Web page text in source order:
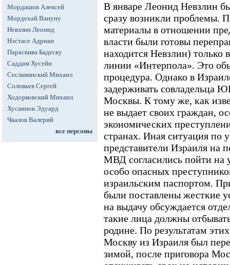
Мордашов Алексей
Мордехай Вануну
Невзлин Леонид
Нэстасе Адриан
Параскива Бадеску
Саддам Хусейн
Сеславинский Михаил
Соловьев Сергей
Ходорковский Михаил
Хусаинов Эдуард
Чкалов Валерий
все персоны
В январе Леонид Невзлин
сразу возникли проблемы.
материалы в отношении
власти были готовы
находится Невзлин) только
линии «Интерпола». Это
процедура. Однако в
задерживать совладельца
Москвы. К тому же, как
не выдает своих граждан,
экономических
странах. Иная ситуация по
представители Израиля на
МВД согласились пойти на
особо опасных
израильским паспортом.
были поставлены жесткие
на выдачу обсуждается
такие лица должны
родине. По результатам
Москву из Израиля был
зимой, после приговора